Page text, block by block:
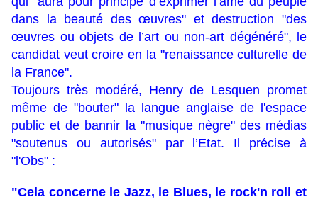
dans la beauté des œuvres" et destruction "des
œuvres ou objets de l’art ou non-art dégénéré", le
candidat veut croire en la "renaissance culturelle de
la France".
Toujours très modéré, Henry de Lesquen promet
même de "bouter" la langue anglaise de l'espace
public et de bannir la "musique nègre" des médias
"soutenus ou autorisés" par l’Etat. Il précise à
"l'Obs" :
"Cela concerne le Jazz, le Blues, le rock'n roll et